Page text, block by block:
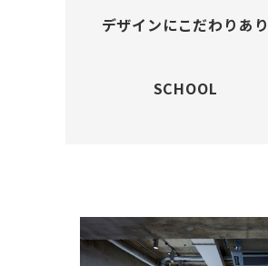
デザインにこだわりあり
SCHOOL